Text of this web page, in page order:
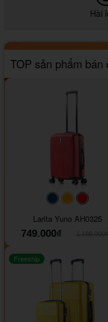
Hài
TOP sản phẩm
#093f69#ffa500
Larita Yuno AH0325
749.000₫
Freeship